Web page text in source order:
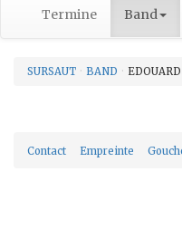
Termine Band
SURSAUT BAND
Contact Empreinte